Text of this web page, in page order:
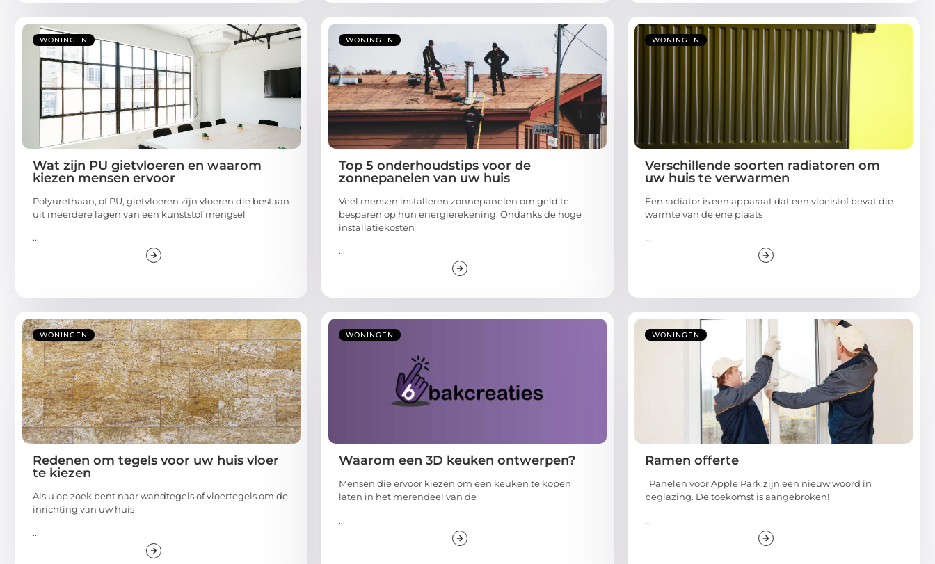
WONINGEN
Wat zijn PU gietvloeren en waarom
kiezen mensen ervoor
Polyurethaan, of PU, gietvloeren zijn vloeren die bestaan
uit meerdere lagen van een kunststof mengsel
...
WONINGEN
Top 5 onderhoudstips voor de
zonnepanelen van uw huis
Veel mensen installeren zonnepanelen om geld te
besparen op hun energierekening. Ondanks de hoge
installatiekosten
...
WONINGEN
Verschillende soorten radiatoren om
uw huis te verwarmen
Een radiator is een apparaat dat een vloeistof bevat die
warmte van de ene plaats
...
WONINGEN
Redenen om tegels voor uw huis vloer
te kiezen
Als u op zoek bent naar wandtegels of vloertegels om de
inrichting van uw huis
...
WONINGEN
Waarom een 3D keuken ontwerpen?
Mensen die ervoor kiezen om een keuken te kopen
laten in het merendeel van de
...
WONINGEN
Ramen offerte
Panelen voor Apple Park zijn een nieuw woord in
beglazing. De toekomst is aangebroken!
...